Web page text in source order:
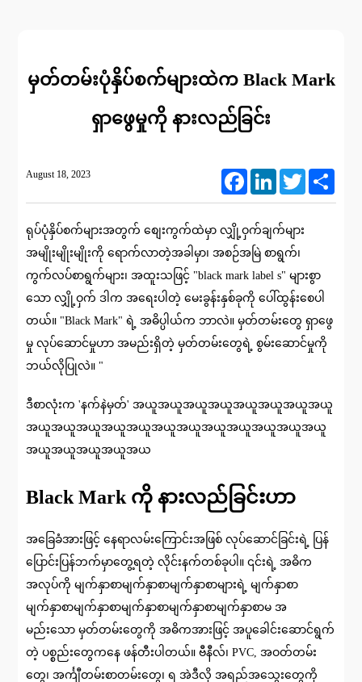
မှတ်တမ်းပုံနှိပ်စက်များထဲက Black Mark
ရှာဖွေမှုကို နားလည်ခြင်း
August 18, 2023 FacebookLinkedIn Twitter
ရုပ်ပုံနှိပ်စက်များအတွက် စျေးကွက်ထဲမှာ လျှို့ဝှက်ချက်များ
အမျိုးမျိုးမျိုးကို ရောက်လာတဲ့အခါမှာ၊ အစဉ်အမြဲ စာရွက်၊
ကွက်လပ်စာရွက်များ၊ အထူးသဖြင့် "black mark label s" များစွာ
သော လျှို့ဝှက် ဒါက အရေးပါတဲ့ မေးခွန်းနှစ်ခုကို ပေါ်ထွန်းစေပါ
တယ်။ "Black Mark" ရဲ့ အဓိပ္ပါယ်က ဘာလဲ။ မှတ်တမ်းတွေ ရှာဖွေ
မှု လုပ်ဆောင်မှုဟာ အမည်းရှိတဲ့ မှတ်တမ်းတွေရဲ့ စွမ်းဆောင်မှုကို
ဘယ်လိုပြုလဲ။ "
ဒီစာလုံးက 'နက်နဲမှတ်' အယူအယူအယူအယူအယူအယူအယူအယူ
အယူအယူအယူအယူအယူအယူအယူအယူအယူအယူအယူအယူ
အယူအယူအယူအယူအယ
Black Mark ကို နားလည်ခြင်းဟာ
အခြေခံအားဖြင့် နေရာလမ်းကြောင်းအဖြစ် လုပ်ဆောင်ခြင်းရဲ့ ပြန်
ပြောင်းပြန်ဘက်မှာတွေ့ရတဲ့ လိုင်းနက်တစ်ခုပါ။ ၎င်းရဲ့ အဓိက
အလုပ်ကို မျက်နှာစာမျက်နှာစာမျက်နှာစာများရဲ့ မျက်နှာစာ
မျက်နှာစာမျက်နှာစာမျက်နှာစာမျက်နှာစာမျက်နှာစာမ အ
မည်းသော မှတ်တမ်းတွေကို အဓိကအားဖြင့် အပူခေါင်းဆောင်ရွက်
တဲ့ ပစ္စည်းတွေကနေ ဖန်တီးပါတယ်။ ဗီနီလ်၊ PVC, အဝတ်တမ်း
တွေ၊ အင်္ကျီတမ်းစာတမ်းတွေ၊ ရ အဲဒီလို အရည်အသွေးတွေကို